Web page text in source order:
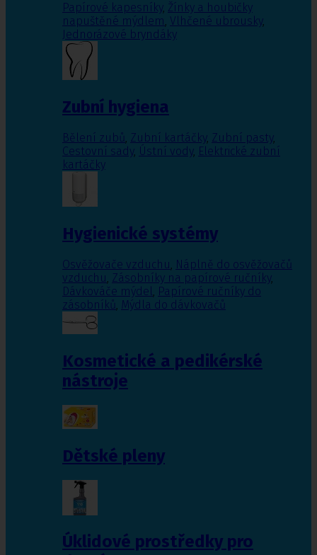
Papírové kapesníky, Žínky a houbičky
napuštěné mýdlem, Vlhčené ubrousky,
Jednorázové bryndáky
Zubní hygiena
Bělení zubů, Zubní kartáčky, Zubní pasty,
Cestovní sady, Ústní vody, Elektrické zubní
kartáčky
Hygienické systémy
Osvěžovače vzduchu, Náplně do osvěžovačů
vzduchu, Zásobníky na papírové ručníky,
Dávkováče mýdel, Papírové ručníky do
zásobníků, Mýdla do dávkovačů
Kosmetické a pedikérské
nástroje
Dětské pleny
Úklidové prostředky pro